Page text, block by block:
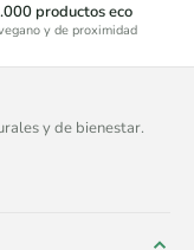
productos eco
y de proximidad
y de bienestar.